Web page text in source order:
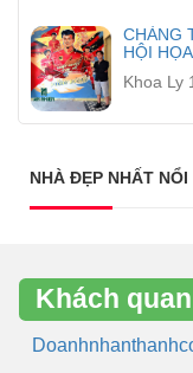
CHÀNG
HỘI
Khoa Ly
NHÀ ĐẸP NHẤT
Khách quan